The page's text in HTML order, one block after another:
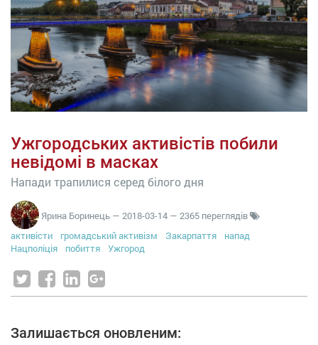
Ужгородських активістів побили
невідомі в масках
Напади трапилися серед білого дня
Ярина Боринець — 2018-03-14 — 2365 переглядів
активісти
громадський активізм Закарпаття
напад
Нацполіція
побиття Ужгород
Залишається оновленим: